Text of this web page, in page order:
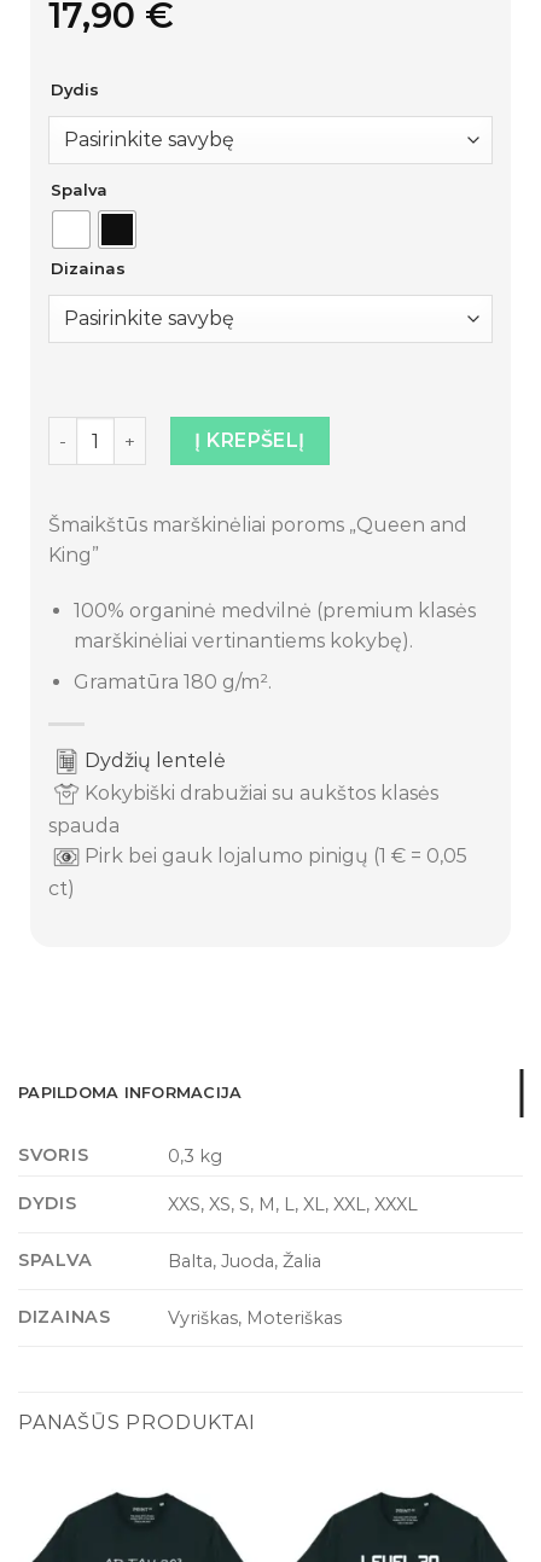
17,90 €
Dydis
Spalva
Dizainas
produkto kiekis: Marškinėliai poroms „Queen and
Į KREPŠELĮ
Šmaikštūs marškinėliai poroms „Queen and
King”
100% organinė medvilnė (premium klasės
marškinėliai vertinantiems kokybę).
Gramatūra 180 g/m².
Dydžių lentelė
Kokybiški drabužiai su aukštos klasės
spauda
Pirk bei gauk lojalumo pinigų (1 € = 0,05
ct)
PAPILDOMA INFORMACIJA
SVORIS 0,3 kg
DYDIS XXS, XS, S, M, L, XL, XXL, XXXL
SPALVA Balta, Juoda, Žalia
DIZAINAS Vyriškas, Moteriškas
PANAŠŪS PRODUKTAI